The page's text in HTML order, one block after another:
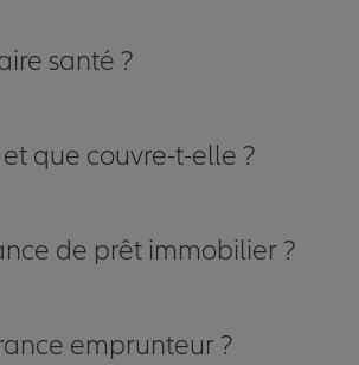
santé ?
que couvre-t-elle ?
de prêt immobilier ?
emprunteur ?